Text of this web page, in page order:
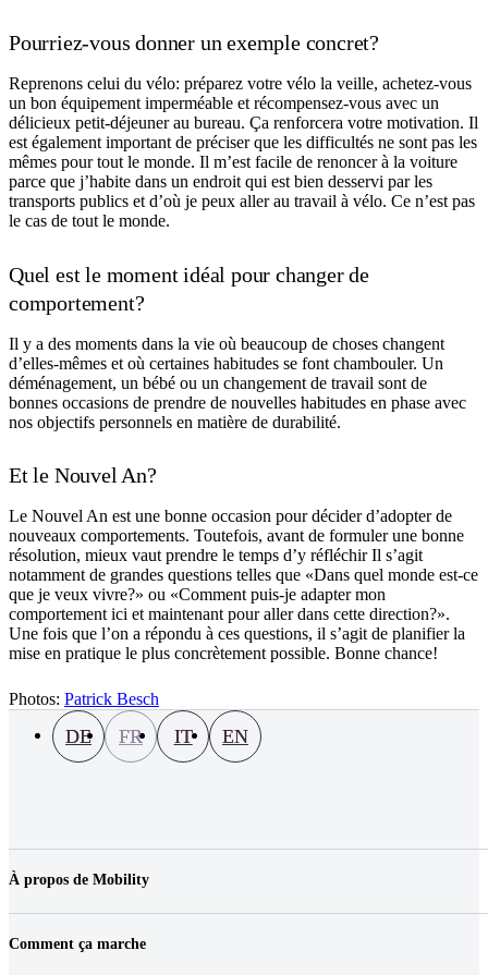
Pourriez-vous donner un exemple concret?
Reprenons celui du vélo: préparez votre vélo la veille, achetez-vous
un bon équipement imperméable et récompensez-vous avec un
délicieux petit-déjeuner au bureau. Ça renforcera votre motivation. Il
est également important de préciser que les difficultés ne sont pas les
mêmes pour tout le monde. Il m’est facile de renoncer à la voiture
parce que j’habite dans un endroit qui est bien desservi par les
transports publics et d’où je peux aller au travail à vélo. Ce n’est pas
le cas de tout le monde.
Quel est le moment idéal pour changer de
comportement?
Il y a des moments dans la vie où beaucoup de choses changent
d’elles-mêmes et où certaines habitudes se font chambouler. Un
déménagement, un bébé ou un changement de travail sont de
bonnes occasions de prendre de nouvelles habitudes en phase avec
nos objectifs personnels en matière de durabilité.
Et le Nouvel An?
Le Nouvel An est une bonne occasion pour décider d’adopter de
nouveaux comportements. Toutefois, avant de formuler une bonne
résolution, mieux vaut prendre le temps d’y réfléchir Il s’agit
notamment de grandes questions telles que «Dans quel monde est-ce
que je veux vivre?» ou «Comment puis-je adapter mon
comportement ici et maintenant pour aller dans cette direction?».
Une fois que l’on a répondu à ces questions, il s’agit de planifier la
mise en pratique le plus concrètement possible. Bonne chance!
Photos: Patrick Besch
À propos de Mobility
Emplois & carrière
Comment ça marche
DE FR IT EN